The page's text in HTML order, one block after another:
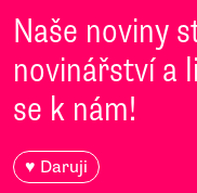
Naše noviny
novinářství a
se k nám!
♥ Daruji